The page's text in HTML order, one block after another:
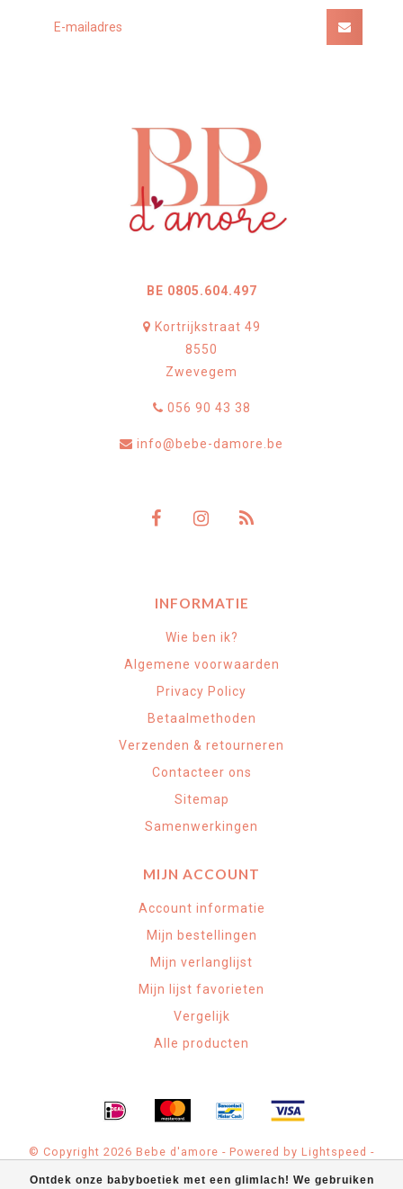
Ontdek onze babyboetiek met een glimlach! We gebruiken
BE 0805.604.497
Kortrijkstraat 49
8550
Zwevegem
056 90 43 38
info@bebe-damore.be
INFORMATIE
Wie ben ik?
Algemene voorwaarden
Privacy Policy
Betaalmethoden
Verzenden & retourneren
Contacteer ons
Sitemap
Samenwerkingen
MIJN ACCOUNT
Account informatie
Mijn bestellingen
Mijn verlanglijst
Mijn lijst favorieten
Vergelijk
Alle producten
© Copyright 2026 Bebe d'amore - Powered by Lightspeed -